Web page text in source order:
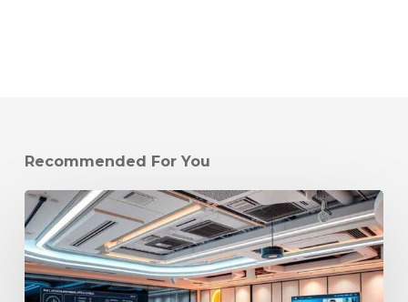
Recommended For You
Como
a
Inteligência
Artificial